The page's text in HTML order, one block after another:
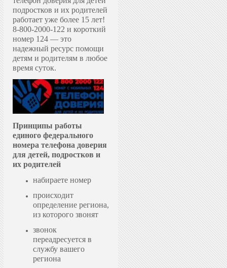
подростков и их родителей
работает уже более 15 лет!
8-800-2000-122 и короткий
номер 124 — это
надежный ресурс помощи
детям и родителям в любое
время суток.
Принципы работы
единого федерального
номера телефона доверия
для детей, подростков и
их родителей
набираете номер
происходит
определение региона,
из которого звонят
звонок
переадресуется в
службу вашего
региона